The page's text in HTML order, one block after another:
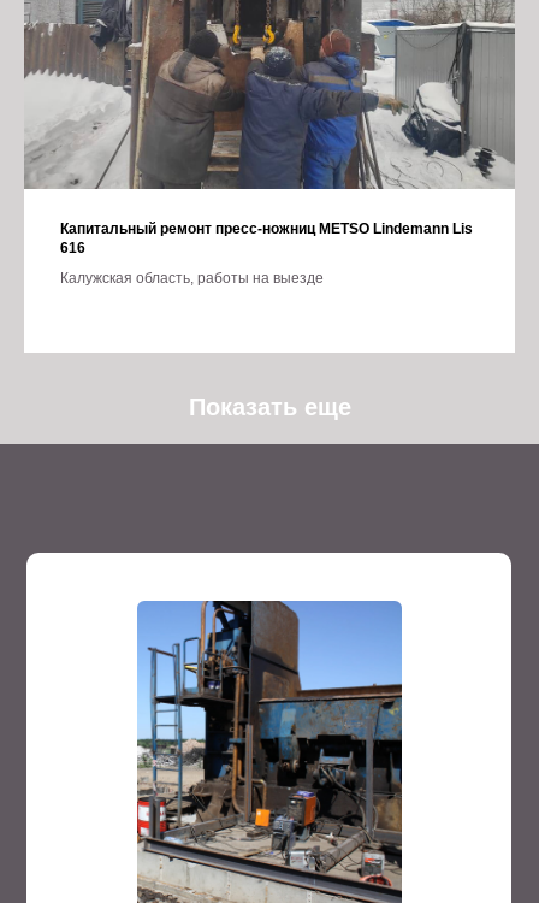
Капитальный ремонт пресс-ножниц METSO Lindemann Lis
616
Калужская область, работы на выезде
Показать еще